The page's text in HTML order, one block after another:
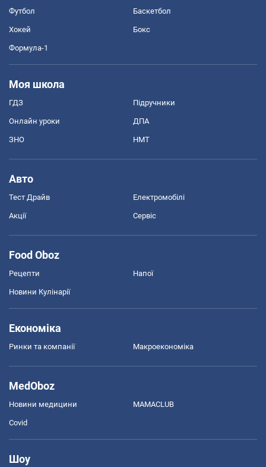
Футбол Баскетбол
Хокей Бокс
Формула-1
Моя школа
ГДЗ Підручники
Онлайн уроки ДПА
ЗНО НМТ
Авто
Тест Драйв Електромобілі
Акції Сервіс
Food Oboz
Рецепти Напої
Новини Кулінарії
Економіка
Ринки та компанії Макроекономіка
MedOboz
Новини медицини MAMACLUB
Covid
Шоу